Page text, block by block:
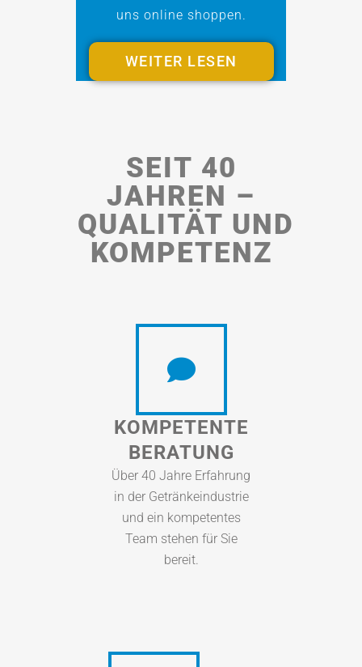
uns online shoppen.
WEITER LESEN
SEIT 40
JAHREN –
QUALITÄT UND
KOMPETENZ
KOMPETENTE
BERATUNG
Über 40 Jahre Erfahrung
in der Getränkeindustrie
und ein kompetentes
Team stehen für Sie
bereit.